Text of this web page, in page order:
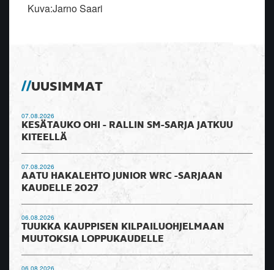
Kuva:Jarno Saari
UUSIMMAT
07.08.2026
KESÄTAUKO OHI - RALLIN SM-SARJA JATKUU
KITEELLÄ
07.08.2026
AATU HAKALEHTO JUNIOR WRC -SARJAAN
KAUDELLE 2027
06.08.2026
TUUKKA KAUPPISEN KILPAILUOHJELMAAN
MUUTOKSIA LOPPUKAUDELLE